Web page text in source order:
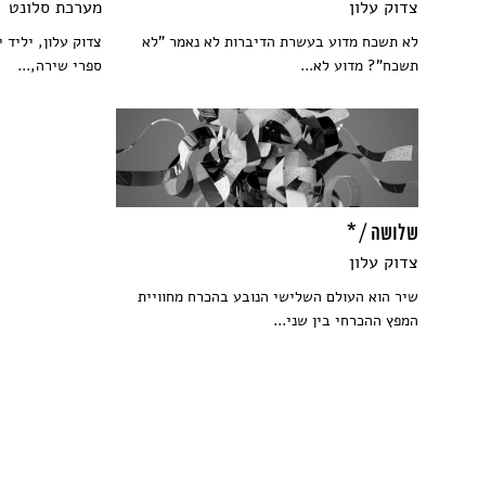
צדוק עלון
לא תשכח מדוע בעשרת הדיברות לא נאמר "לא
תשכח"? מדוע לא...
מערכת סלונט
ספרי שירה,...
שלושה / *
צדוק עלון
שיר הוא העולם השלישי הנובע בהכרח מחוויית
המפץ ההכרחי בין שני...